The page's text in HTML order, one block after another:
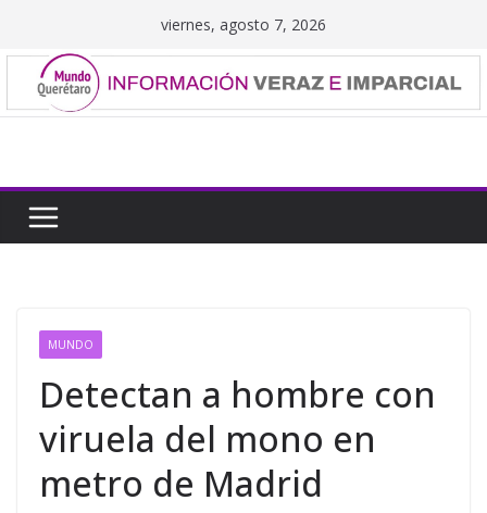
contenido
viernes, agosto 7, 2026
MUNDO
Detectan a hombre con
viruela del mono en
metro de Madrid